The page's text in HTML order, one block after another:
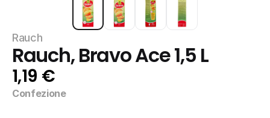
Rauch
Rauch, Bravo Ace 1,5 L
1,19 €
Confezione